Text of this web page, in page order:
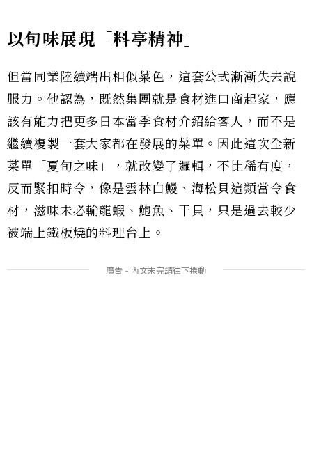
以旬味展現「料亭精神」
但當同業陸續端出相似菜色，這套公式漸漸失去說
服力。他認為，既然集團就是食材進口商起家，應
該有能力把更多日本當季食材介紹給客人，而不是
繼續複製一套大家都在發展的菜單。因此這次全新
菜單「夏旬之味」，就改變了邏輯，不比稀有度，
反而緊扣時令，像是雲林白鰻、海松貝這類當令食
材，滋味未必輸龍蝦、鮑魚、干貝，只是過去較少
被端上鐵板燒的料理台上。